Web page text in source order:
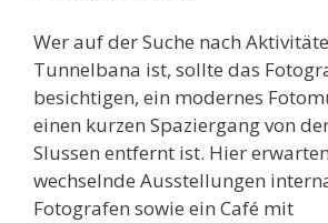
Wer auf der Suche nach
Tunnelbana ist, sollte das
besichtigen, ein modernes
einen kurzen Spaziergang von
Slussen entfernt ist. Hier
wechselnde Ausstellungen
Fotografen sowie ein Café mit